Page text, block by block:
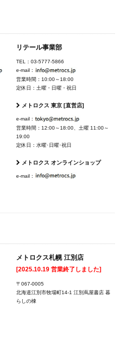
リテール事業部
TEL：03-5777-5866
e-mail：
営業時間：10:00～18:00
定休日：土曜・日曜・祝日
メトロクス 東京 [直営店]
e-mail：
営業時間：12:00～18:00、土曜 11:00～
19:00
定休日：水曜･日曜･祝日
メトロクス オンラインショップ
e-mail：
メトロクス札幌 江別店
[2025.10.19 営業終了しました]
〒067-0005
北海道江別市牧場町14-1 江別蔦屋書店 暮
らしの棟